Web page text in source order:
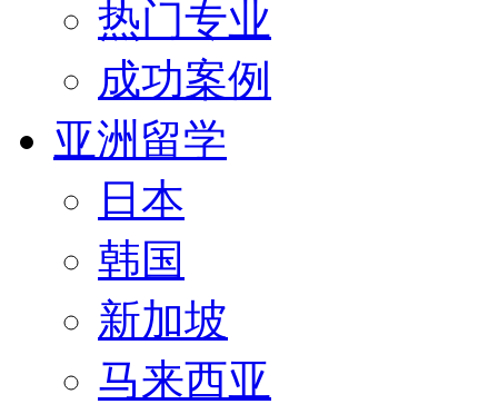
热门专业
成功案例
亚洲留学
日本
韩国
新加坡
马来西亚